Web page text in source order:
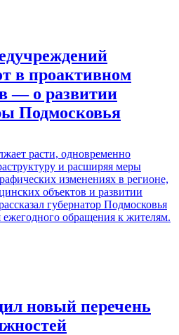
в проактивном
— о развитии
Подмосковья
расти, одновременно
и расширяя меры
изменениях в регионе,
объектов и развитии
губернатор Подмосковья
обращения к жителям.
новый перечень